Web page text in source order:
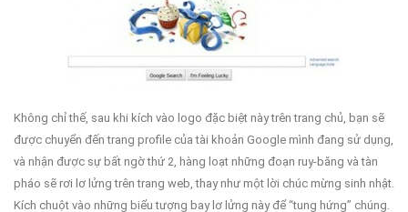
Không chỉ thế, sau khi kích vào logo đặc biệt này trên trang chủ, bạn sẽ
được chuyển đến trang profile của tài khoản Google mình đang sử dụng,
và nhận được sự bất ngờ thứ 2, hàng loạt những đoạn ruy-băng và tàn
pháo sẽ rơi lơ lửng trên trang web, thay như một lời chúc mừng sinh nhật.
Kích chuột vào những biểu tượng bay lơ lửng này để “tung hứng” chúng.